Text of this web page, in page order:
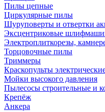
Пилы цепные
Циркулярные пилы
Шуруповерты и отвертки
Эксцентриковые
Электроплиткорезы,
Торцовочные пилы
Триммеры
Краскопульты
Мойки высокого давления
Пылесосы строительные и
Крепёж
Анкера